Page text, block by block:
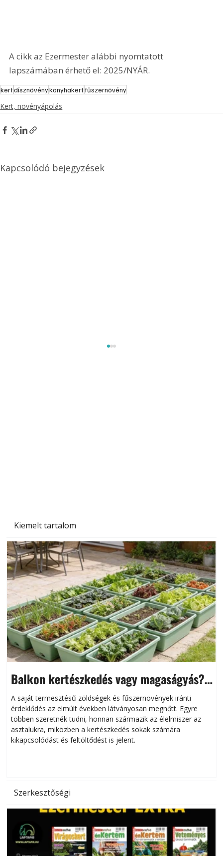
Kiemelt tartalom
Balkon kertészkedés vagy magaságyás?
Helytakarékos kertészkedés
A saját termesztésű zöldségek és fűszernövények iránti
érdeklődés az elmúlt években látványosan megnőtt. Egyre
többen szeretnék tudni, honnan származik az élelmiszer az
asztalukra, miközben a kertészkedés sokak számára
kikapcsolódást és feltöltődést is jelent.
Szerkesztőségi
A cikk az Ezermester alábbi nyomtatott
lapszámában érhető el: 2025/NYÁR.
kertdísznövénykonyhakertfűszernövény
Kert, növényápolás
Kapcsolódó bejegyzések